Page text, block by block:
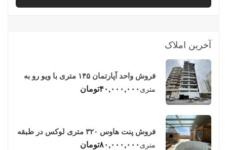
آخرین املاک
فروش واحد آپارتمان ۱۴۵ متری با ویو رو به
دریا در فریدونکنار
متری ۴۰,۰۰۰,۰۰۰تومان
فروش پنت هاوس ۳۲۰ متری لوکس در طبقه
چهاردهم فریدونکنار
متری ۸۰,۰۰۰,۰۰۰تومان